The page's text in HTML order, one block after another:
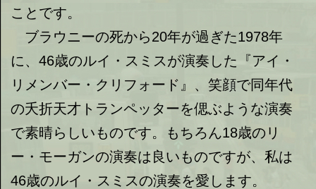
ことです。
ブラウニーの死から20年が過ぎた1978年
に、46歳のルイ・スミスが演奏した『アイ・
リメンバー・クリフォード』、笑顔で同年代
の夭折天才トランペッターを偲ぶような演奏
で素晴らしいものです。もちろん18歳のリ
ー・モーガンの演奏は良いものですが、私は
46歳のルイ・スミスの演奏を愛します。